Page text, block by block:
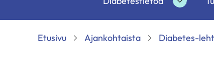
alasivut
Etusivu Ajankohtaista Diabetes-